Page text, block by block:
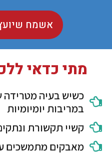
אשמח
מתי כדאי
כשיש בעיה
במריבות יומיומיות
קשיי תקשורת
מאבקים מתמשכים